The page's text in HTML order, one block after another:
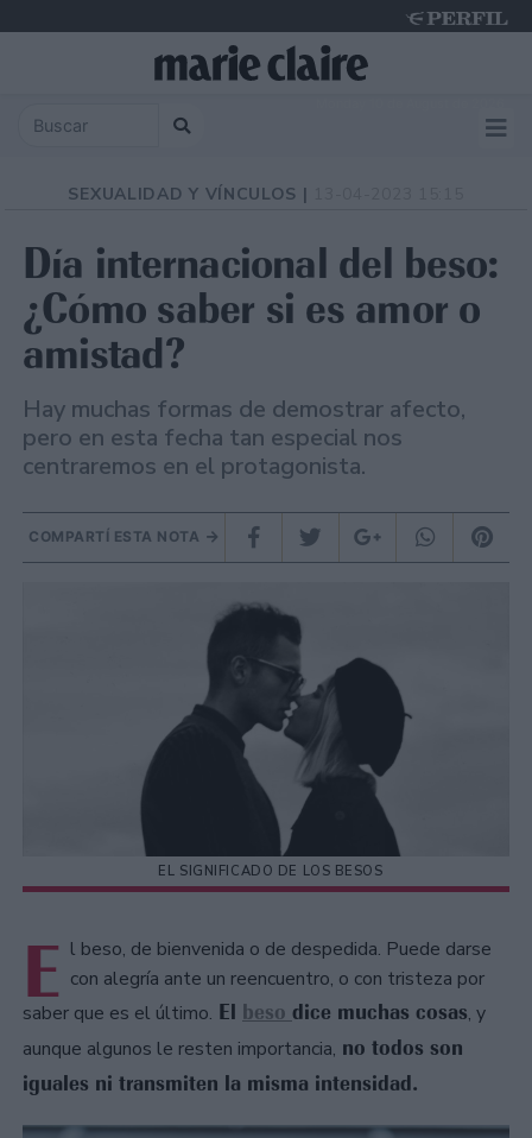
SEXUALIDAD Y VÍNCULOS |
Día internacional del beso:
¿Cómo saber si es amor o
amistad?
Hay muchas formas de demostrar afecto,
pero en esta fecha tan especial nos
centraremos en el protagonista.
COMPARTÍ ESTA NOTA
EL SIGNIFICADO DE LOS BESOS
E l beso, de bienvenida o de despedida. Puede darse
con alegría ante un reencuentro, o con tristeza por
saber que es el último. El beso dice muchas cosas, y
aunque algunos le resten importancia, no todos son
iguales ni transmiten la misma intensidad.